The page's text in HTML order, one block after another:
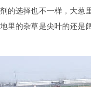
的选择也不一样，大
里的杂草是尖叶的还